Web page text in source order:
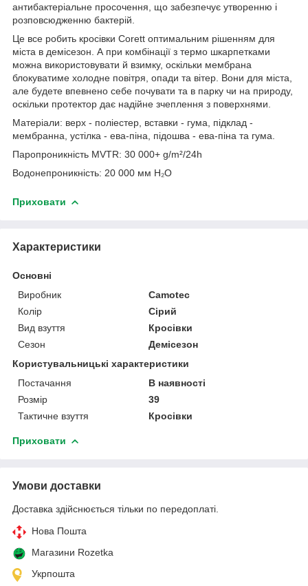
антибактеріальне просочення, що забезпечує утворенню і
розповсюдженню бактерій.
Це все робить кросівки Corett оптимальним рішенням для
міста в демісезон. А при комбінації з термо шкарпетками
можна використовувати й взимку, оскільки мембрана
блокуватиме холодне повітря, опади та вітер. Вони для міста,
але будете впевнено себе почувати та в парку чи на природу,
оскільки протектор дає надійне зчеплення з поверхнями.
Матеріали: верх - поліестер, вставки - гума, підклад -
мембранна, устілка - ева-піна, підошва - ева-піна та гума.
Паропроникність MVTR: 30 000+ g/m²/24h
Водонепроникність: 20 000 мм H₂O
Приховати
Характеристики
Основні
Виробник
Camotec
Колір
Сірий
Вид взуття
Кросівки
Сезон
Демісезон
Користувальницькі характеристики
Постачання
В наявності
Розмір
39
Тактичне взуття
Кросівки
Приховати
Умови доставки
Доставка здійснюється тільки по передоплаті.
Нова Пошта
Магазини Rozetka
Укрпошта